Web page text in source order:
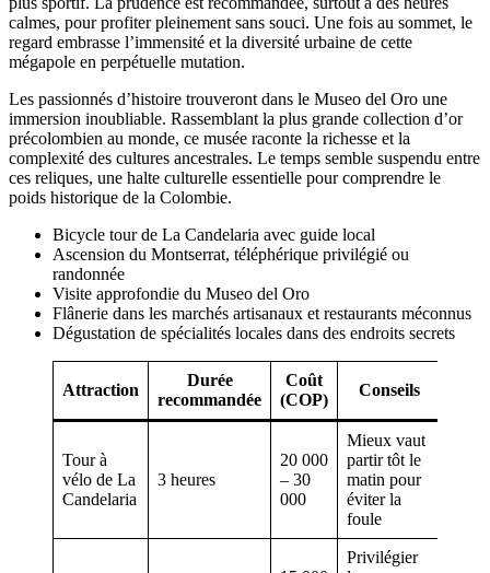
calmes, pour profiter pleinement sans souci. Une fois au sommet, le
regard embrasse l’immensité et la diversité urbaine de cette
mégapole en perpétuelle mutation.
Les passionnés d’histoire trouveront dans le Museo del Oro une
immersion inoubliable. Rassemblant la plus grande collection d’or
précolombien au monde, ce musée raconte la richesse et la
complexité des cultures ancestrales. Le temps semble suspendu entre
ces reliques, une halte culturelle essentielle pour comprendre le
poids historique de la Colombie.
Bicycle tour de La Candelaria avec guide local
Ascension du Montserrat, téléphérique privilégié ou
randonnée
Visite approfondie du Museo del Oro
Flânerie dans les marchés artisanaux et restaurants méconnus
Dégustation de spécialités locales dans des endroits secrets
Attraction
Durée
recommandée
Coût
(COP)
Conseils
Tour à
vélo de La
Candelaria
3 heures
20 000
– 30
000
Mieux vaut
partir tôt le
matin pour
éviter la
foule
Privilégier